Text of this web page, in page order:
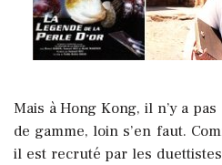
Mais à Hong Kong, il n’y a
de gamme, loin s’en faut.
il est recruté par les